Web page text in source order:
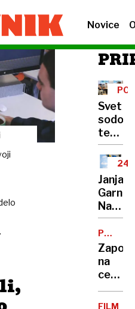
Novice
Svet
in
24
ZA
STO
Janja
Na
takšen
izziv
se je
težko
na
cesti
čez
Vršič
FILM